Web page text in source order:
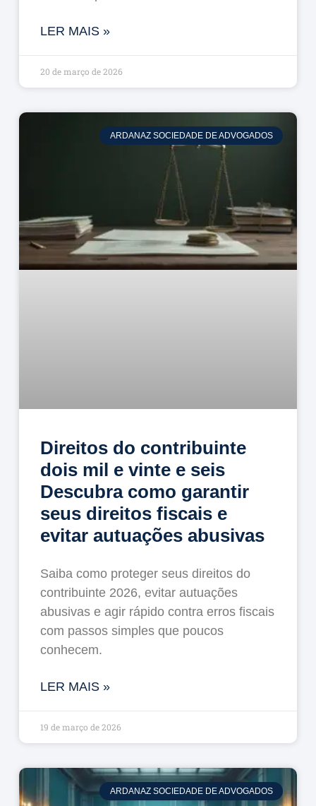
LER MAIS »
20 de março de 2026
ARDANAZ SOCIEDADE DE ADVOGADOS
Direitos do contribuinte
dois mil e vinte e seis
Descubra como garantir
seus direitos fiscais e
evitar autuações abusivas
Saiba como proteger seus direitos do
contribuinte 2026, evitar autuações
abusivas e agir rápido contra erros fiscais
com passos simples que poucos
conhecem.
LER MAIS »
19 de março de 2026
ARDANAZ SOCIEDADE DE ADVOGADOS